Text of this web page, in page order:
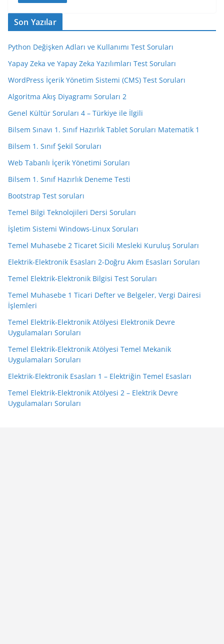
Son Yazılar
Python Değişken Adları ve Kullanımı Test Soruları
Yapay Zeka ve Yapay Zeka Yazılımları Test Soruları
WordPress İçerik Yönetim Sistemi (CMS) Test Soruları
Algoritma Akış Diyagramı Soruları 2
Genel Kültür Soruları 4 – Türkiye ile İlgili
Bilsem Sınavı 1. Sınıf Hazırlık Tablet Soruları Matematik 1
Bilsem 1. Sınıf Şekil Soruları
Web Tabanlı İçerik Yönetimi Soruları
Bilsem 1. Sınıf Hazırlık Deneme Testi
Bootstrap Test soruları
Temel Bilgi Teknolojileri Dersi Soruları
İşletim Sistemi Windows-Linux Soruları
Temel Muhasebe 2 Ticaret Sicili Mesleki Kuruluş Soruları
Elektrik-Elektronik Esasları 2-Doğru Akım Esasları Soruları
Temel Elektrik-Elektronik Bilgisi Test Soruları
Temel Muhasebe 1 Ticari Defter ve Belgeler, Vergi Dairesi
İşlemleri
Temel Elektrik-Elektronik Atölyesi Elektronik Devre
Uygulamaları Soruları
Temel Elektrik-Elektronik Atölyesi Temel Mekanik
Uygulamaları Soruları
Elektrik-Elektronik Esasları 1 – Elektriğin Temel Esasları
Temel Elektrik-Elektronik Atölyesi 2 – Elektrik Devre
Uygulamaları Soruları